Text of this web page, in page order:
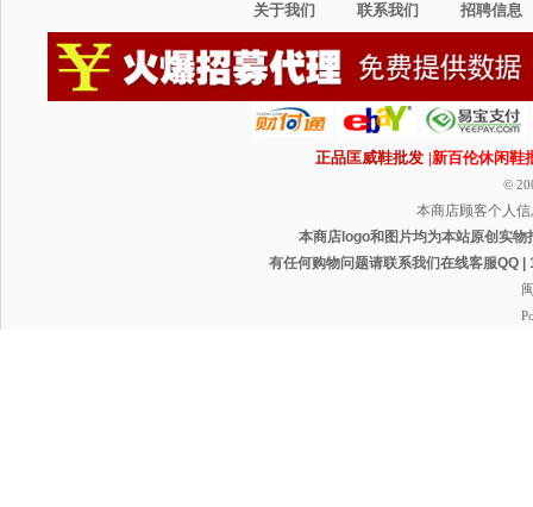
关于我们 联系我们 招聘信息
正品匡威鞋批发 |新百伦休闲鞋
©
本商店顾客个人
本商店logo和图片均为本站原创实
有任何购物问题请联系我们在线客服QQ